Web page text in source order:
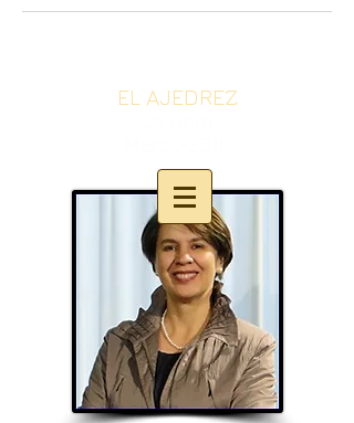
EL AJEDREZ